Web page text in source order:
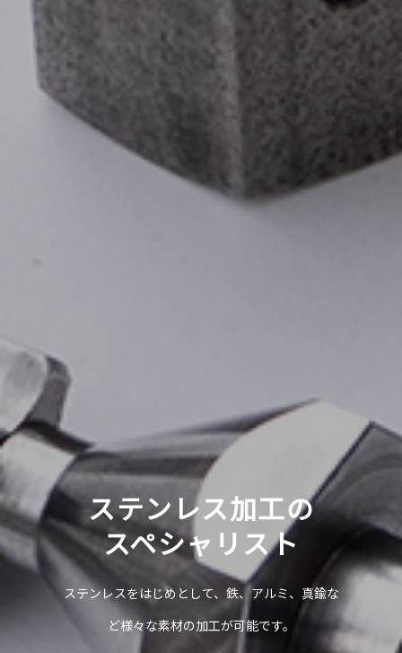
ステンレス加工の
スペシャリスト
ステンレスをはじめとして、鉄、アルミ、真鍮な
ど様々な素材の加工が可能です。